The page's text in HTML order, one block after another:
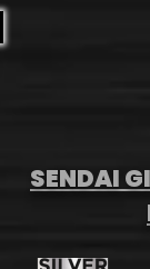
SENDAI